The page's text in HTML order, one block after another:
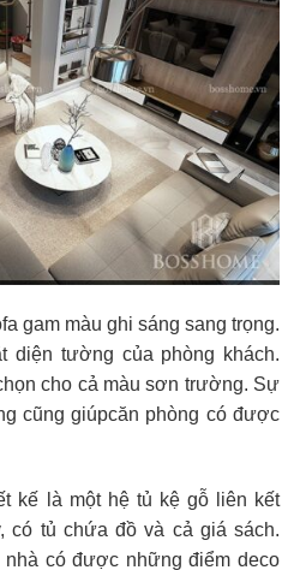
gam màu ghi sáng sang trọng.
diện tường của phòng khách.
cho cả màu sơn trường. Sự
cũng giúpcăn phòng có được
kế là một hệ tủ kệ gỗ liên kết
có tủ chứa đồ và cả giá sách.
nhà có được những điểm deco